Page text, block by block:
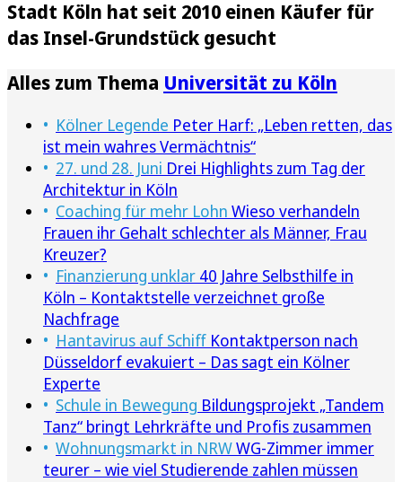
Stadt Köln hat seit 2010 einen Käufer für
das Insel-Grundstück gesucht
Alles zum Thema Universität zu Köln
Kölner Legende Peter Harf: „Leben retten, das
ist mein wahres Vermächtnis“
27. und 28. Juni Drei Highlights zum Tag der
Architektur in Köln
Coaching für mehr Lohn Wieso verhandeln
Frauen ihr Gehalt schlechter als Männer, Frau
Kreuzer?
Finanzierung unklar 40 Jahre Selbsthilfe in
Köln – Kontaktstelle verzeichnet große
Nachfrage
Hantavirus auf Schiff Kontaktperson nach
Düsseldorf evakuiert – Das sagt ein Kölner
Experte
Schule in Bewegung Bildungsprojekt „Tandem
Tanz“ bringt Lehrkräfte und Profis zusammen
Wohnungsmarkt in NRWWG-Zimmer immer
teurer – wie viel Studierende zahlen müssen